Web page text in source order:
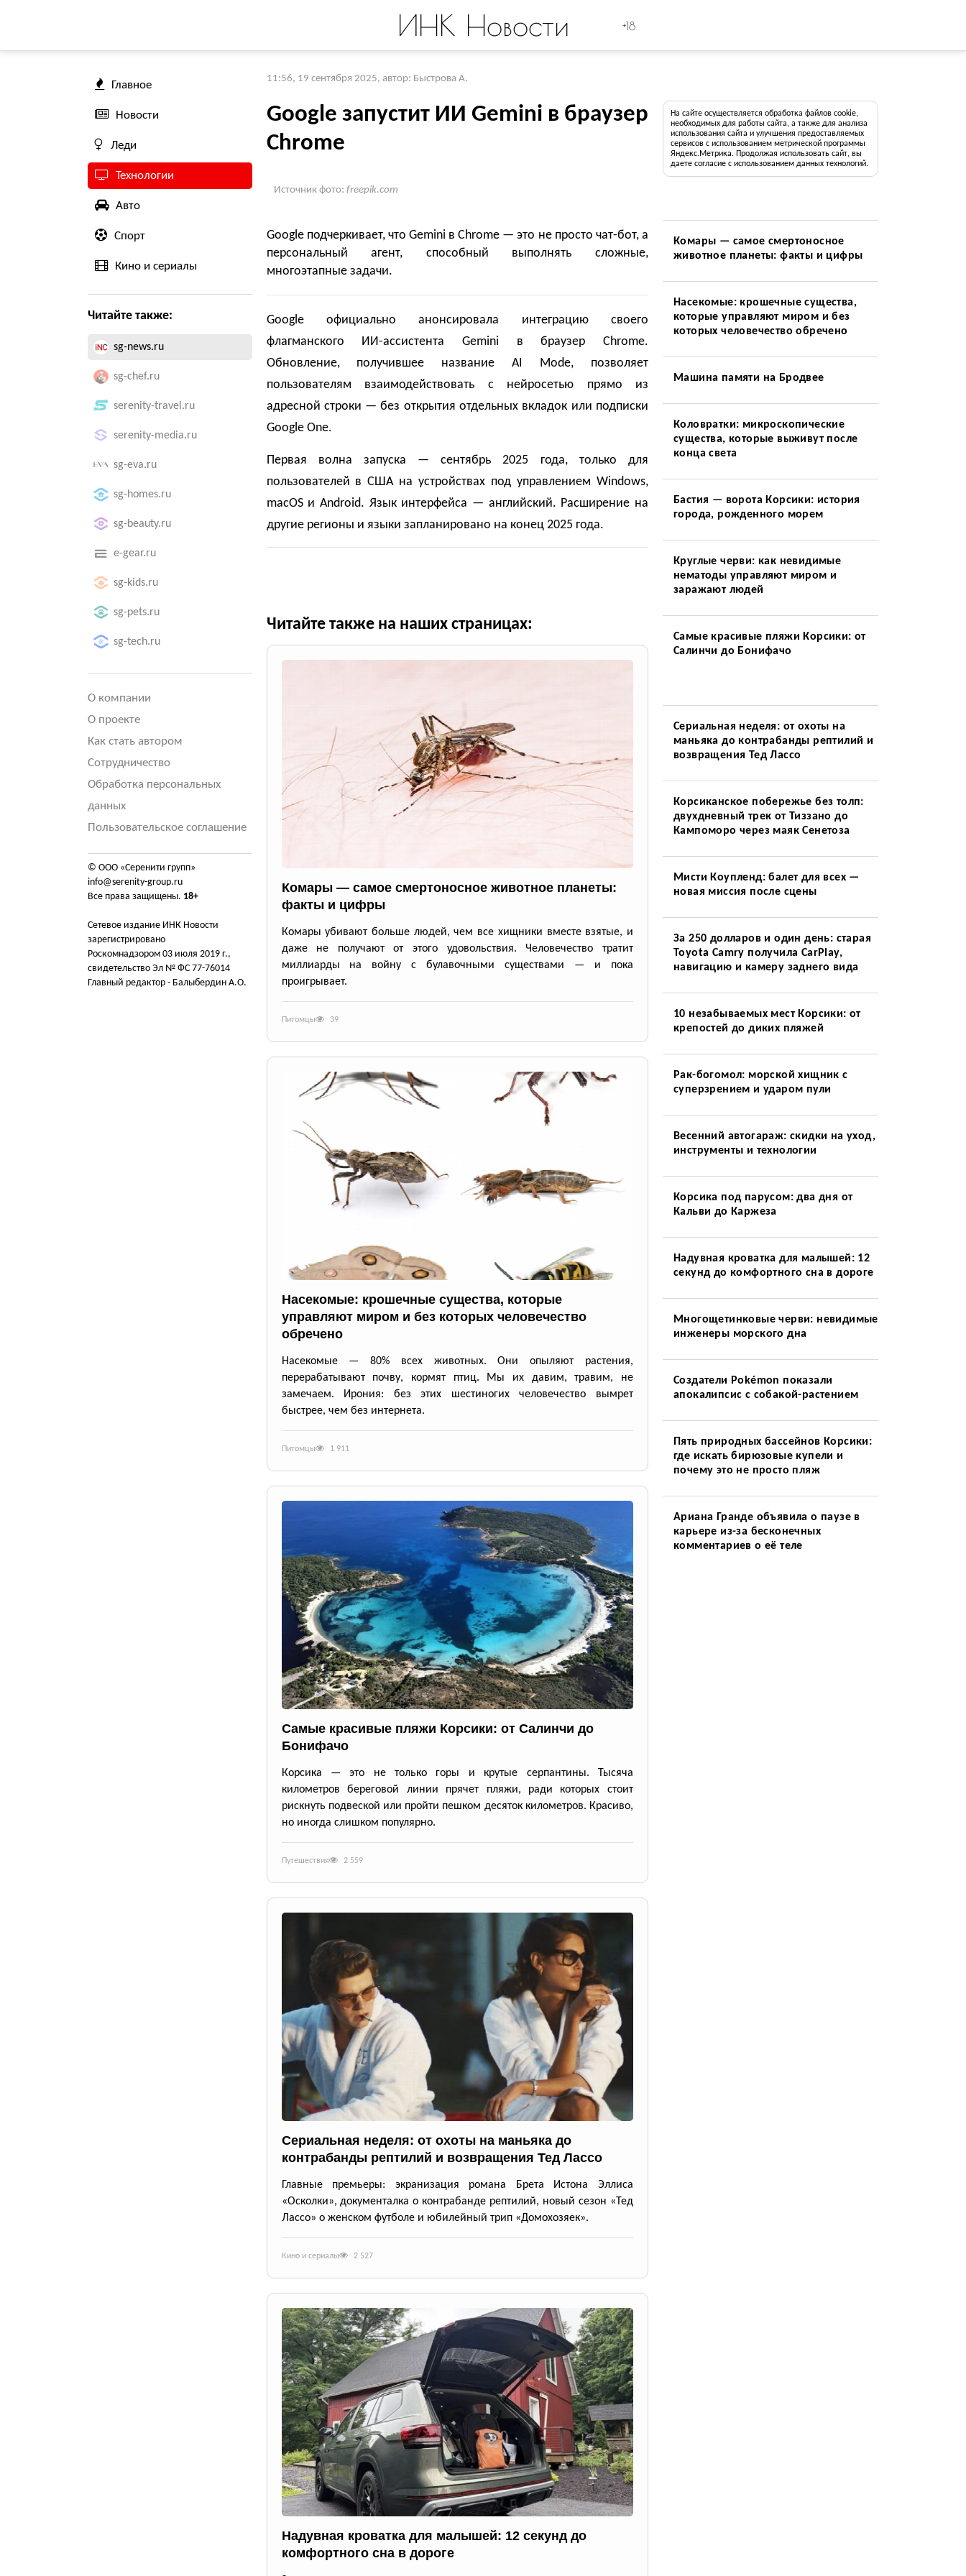
ИНК Новости +18
Главное
Новости
Леди
Технологии
Авто
Спорт
Кино и сериалы
Читайте также:
sg-news.ru
sg-chef.ru
serenity-travel.ru
serenity-media.ru
sg-eva.ru
sg-homes.ru
sg-beauty.ru
e-gear.ru
sg-kids.ru
sg-pets.ru
sg-tech.ru
О компании
О проекте
Как стать автором
Сотрудничество
Обработка персональных
данных
Пользовательское соглашение
© ООО «Серенити групп»
info@serenity-group.ru
Все права защищены. 18+
Сетевое издание ИНК Новости
зарегистрировано
Роскомнадзором 03 июля 2019 г.,
свидетельство Эл № ФС 77-76014
Главный редактор - Балыбердин А.О.
11:56, 19 сентября 2025, автор: Быстрова А.
Google запустит ИИ Gemini в браузер
Chrome
Источник фото: freepik.com
Google подчеркивает, что Gemini в Chrome — это не просто чат-бот, а
персональный агент, способный выполнять сложные,
многоэтапные задачи.
Google официально анонсировала интеграцию своего
флагманского ИИ-ассистента Gemini в браузер Chrome.
Обновление, получившее название AI Mode, позволяет
пользователям взаимодействовать с нейросетью прямо из
адресной строки — без открытия отдельных вкладок или подписки
Google One.
Первая волна запуска — сентябрь 2025 года, только для
пользователей в США на устройствах под управлением Windows,
macOS и Android. Язык интерфейса — английский. Расширение на
другие регионы и языки запланировано на конец 2025 года.
Читайте также на наших страницах:
Комары — самое смертоносное животное планеты:
факты и цифры
Комары убивают больше людей, чем все хищники вместе взятые, и
даже не получают от этого удовольствия. Человечество тратит
миллиарды на войну с булавочными существами — и пока
проигрывает.
Питомцы 39
Насекомые: крошечные существа, которые
управляют миром и без которых человечество
обречено
Насекомые — 80% всех животных. Они опыляют растения,
перерабатывают почву, кормят птиц. Мы их давим, травим, не
замечаем. Ирония: без этих шестиногих человечество вымрет
быстрее, чем без интернета.
Питомцы 1 911
Самые красивые пляжи Корсики: от Салинчи до
Бонифачо
Корсика — это не только горы и крутые серпантины. Тысяча
километров береговой линии прячет пляжи, ради которых стоит
рискнуть подвеской или пройти пешком десяток километров. Красиво,
но иногда слишком популярно.
Путешествия 2 559
Сериальная неделя: от охоты на маньяка до
контрабанды рептилий и возвращения Тед Лассо
Главные премьеры: экранизация романа Брета Истона Эллиса
«Осколки», документалка о контрабанде рептилий, новый сезон «Тед
Лассо» о женском футболе и юбилейный трип «Домохозяек».
Кино и сериалы 2 527
Надувная кроватка для малышей: 12 секунд до
комфортного сна в дороге
На сайте осуществляется обработка файлов cookie,
необходимых для работы сайта, а также для анализа
использования сайта и улучшения предоставляемых
сервисов с использованием метрической программы
Яндекс.Метрика. Продолжая использовать сайт, вы
даете согласие с использованием данных технологий.
Комары — самое смертоносное
животное планеты: факты и цифры
Насекомые: крошечные существа,
которые управляют миром и без
которых человечество обречено
Машина памяти на Бродвее
Коловратки: микроскопические
существа, которые выживут после
конца света
Бастия — ворота Корсики: история
города, рожденного морем
Круглые черви: как невидимые
нематоды управляют миром и
заражают людей
Самые красивые пляжи Корсики: от
Салинчи до Бонифачо
Сериальная неделя: от охоты на
маньяка до контрабанды рептилий и
возвращения Тед Лассо
Корсиканское побережье без толп:
двухдневный трек от Тиззано до
Кампоморо через маяк Сенетоза
Мисти Коупленд: балет для всех —
новая миссия после сцены
За 250 долларов и один день: старая
Toyota Camry получила CarPlay,
навигацию и камеру заднего вида
10 незабываемых мест Корсики: от
крепостей до диких пляжей
Рак-богомол: морской хищник с
суперзрением и ударом пули
Весенний автогараж: скидки на уход,
инструменты и технологии
Корсика под парусом: два дня от
Кальви до Каржеза
Надувная кроватка для малышей: 12
секунд до комфортного сна в дороге
Многощетинковые черви: невидимые
инженеры морского дна
Создатели Pokémon показали
апокалипсис с собакой-растением
Пять природных бассейнов Корсики:
где искать бирюзовые купели и
почему это не просто пляж
Ариана Гранде объявила о паузе в
карьере из-за бесконечных
комментариев о её теле